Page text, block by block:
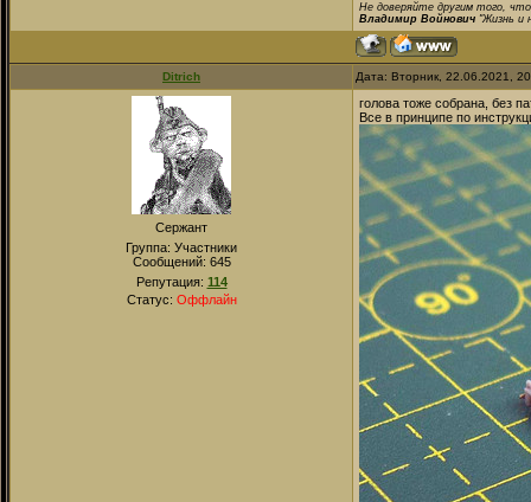
Не доверяйте другим того,
Владимир Войнович "Жизнь и
Ditrich Дата: Вторник, 22.06.2021,
Сержант
Группа: Участники
Сообщений: 645
Репутация: 114
Статус: Оффлайн
голова тоже собрана, без
Все в принципе по